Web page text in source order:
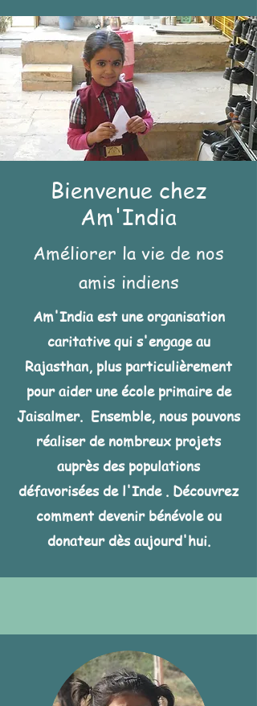
Bienvenue chez
Am'India
Améliorer la vie de nos
amis indiens
Am'India est une organisation
caritative qui s'engage au
Rajasthan, plus particulièrement
pour aider une école primaire de
Jaisalmer. Ensemble, nous pouvons
réaliser de nombreux projets
auprès des populations
défavorisées de l'Inde . Découvrez
comment devenir bénévole ou
donateur dès aujourd'hui.